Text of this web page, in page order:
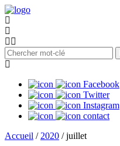
Facebook
Twitter
Instagram
contact
Accueil / 2020 / juillet